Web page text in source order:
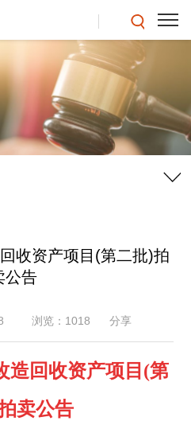
收资产项目(第二批)拍
公告
浏览：1018 分享
造回收资产项目 (第
卖公告